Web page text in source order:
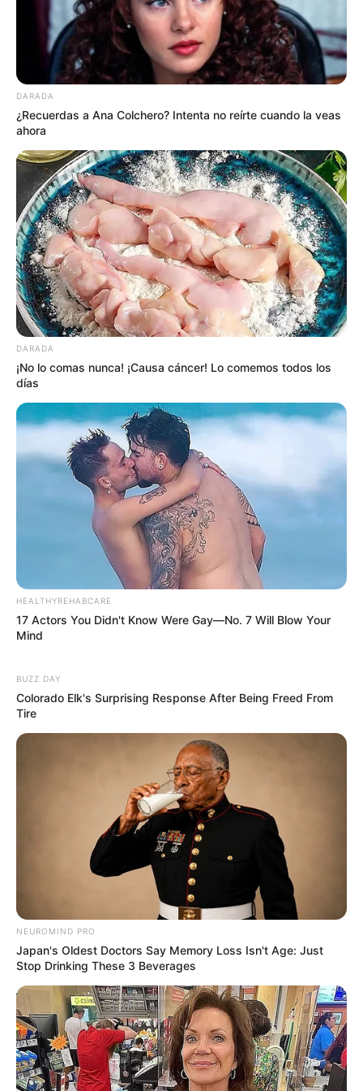
elegiste antes de conocer la explicación y reflexiona si el
resultado coincide contigo. A veces, la respuesta más
rápida es la más sincera.
DARADA
¿Recuerdas a Ana Colchero? Intenta no reírte cuando la veas
ahora
DARADA
¡No lo comas nunca! ¡Causa cáncer! Lo comemos todos los
días
HEALTHYREHABCARE
17 Actors You Didn't Know Were Gay—No. 7 Will Blow Your
Mind
BUZZ DAY
Colorado Elk's Surprising Response After Being Freed From
Tire
NEUROMIND PRO
Japan's Oldest Doctors Say Memory Loss Isn't Age: Just
Stop Drinking These 3 Beverages